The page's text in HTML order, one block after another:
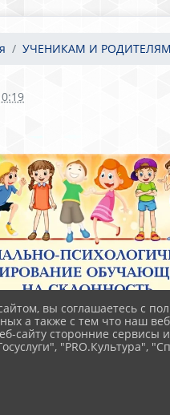
УЧЕНИКАМ И РОДИТЕЛЯМ
вы соглашаетесь с
а также с тем что наш
сайту сторонние сервисы
"PRO.Культура",